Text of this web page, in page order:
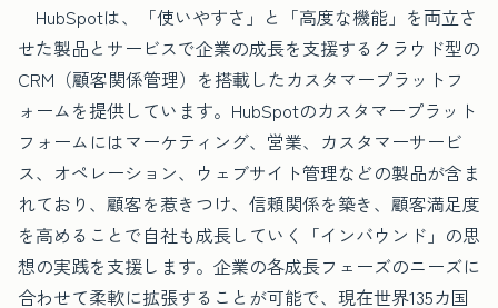
HubSpotは、「使いやすさ」と「高度な機能」を両立さ
せた製品とサービスで企業の成長を支援するクラウド型の
CRM（顧客関係管理）を搭載したカスタマープラットフ
ォームを提供しています。HubSpotのカスタマープラット
フォームにはマーケティング、営業、カスタマーサービ
ス、オペレーション、ウェブサイト管理などの製品が含ま
れており、顧客を惹きつけ、信頼関係を築き、顧客満足度
を高めることで自社も成長していく「インバウンド」の思
想の実践を支援します。企業の各成長フェーズのニーズに
合わせて柔軟に拡張することが可能で、現在世界135カ国